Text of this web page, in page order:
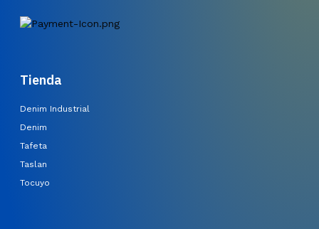
Tienda
Denim Industrial
Denim
Tafeta
Taslan
Tocuyo